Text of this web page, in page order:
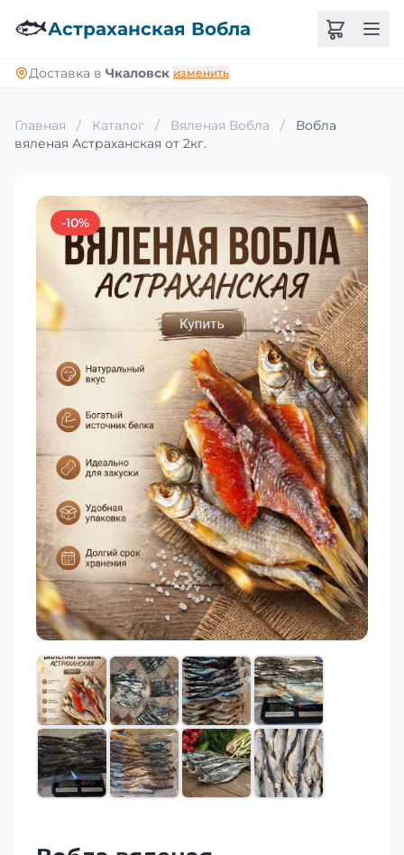
🐟Астраханская Вобла
Доставка в Чкаловск изменить
Главная / Каталог / Вяленая Вобла /
Вобла
вяленая Астраханская от 2кг.
-10%